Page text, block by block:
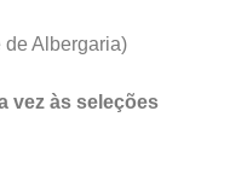
Albergaria)
vez às seleções